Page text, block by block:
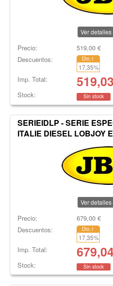
Ver
Precio: 519,00€
Descuentos:
Dto.1
17,35%
Imp. Total: 519,03
Stock: Sin stock
SERIEIDLP - SERIE
ITALIE DIESEL LOBJOY
Ver
Precio: 679,00€
Descuentos:
Dto.1
17,35%
Imp. Total: 679,04
Stock: Sin stock